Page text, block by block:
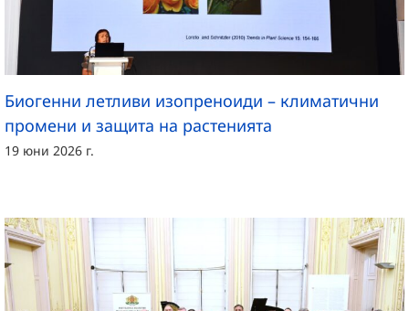
Биогенни летливи изопреноиди – климатични
промени и защита на растенията
19 юни 2026 г.